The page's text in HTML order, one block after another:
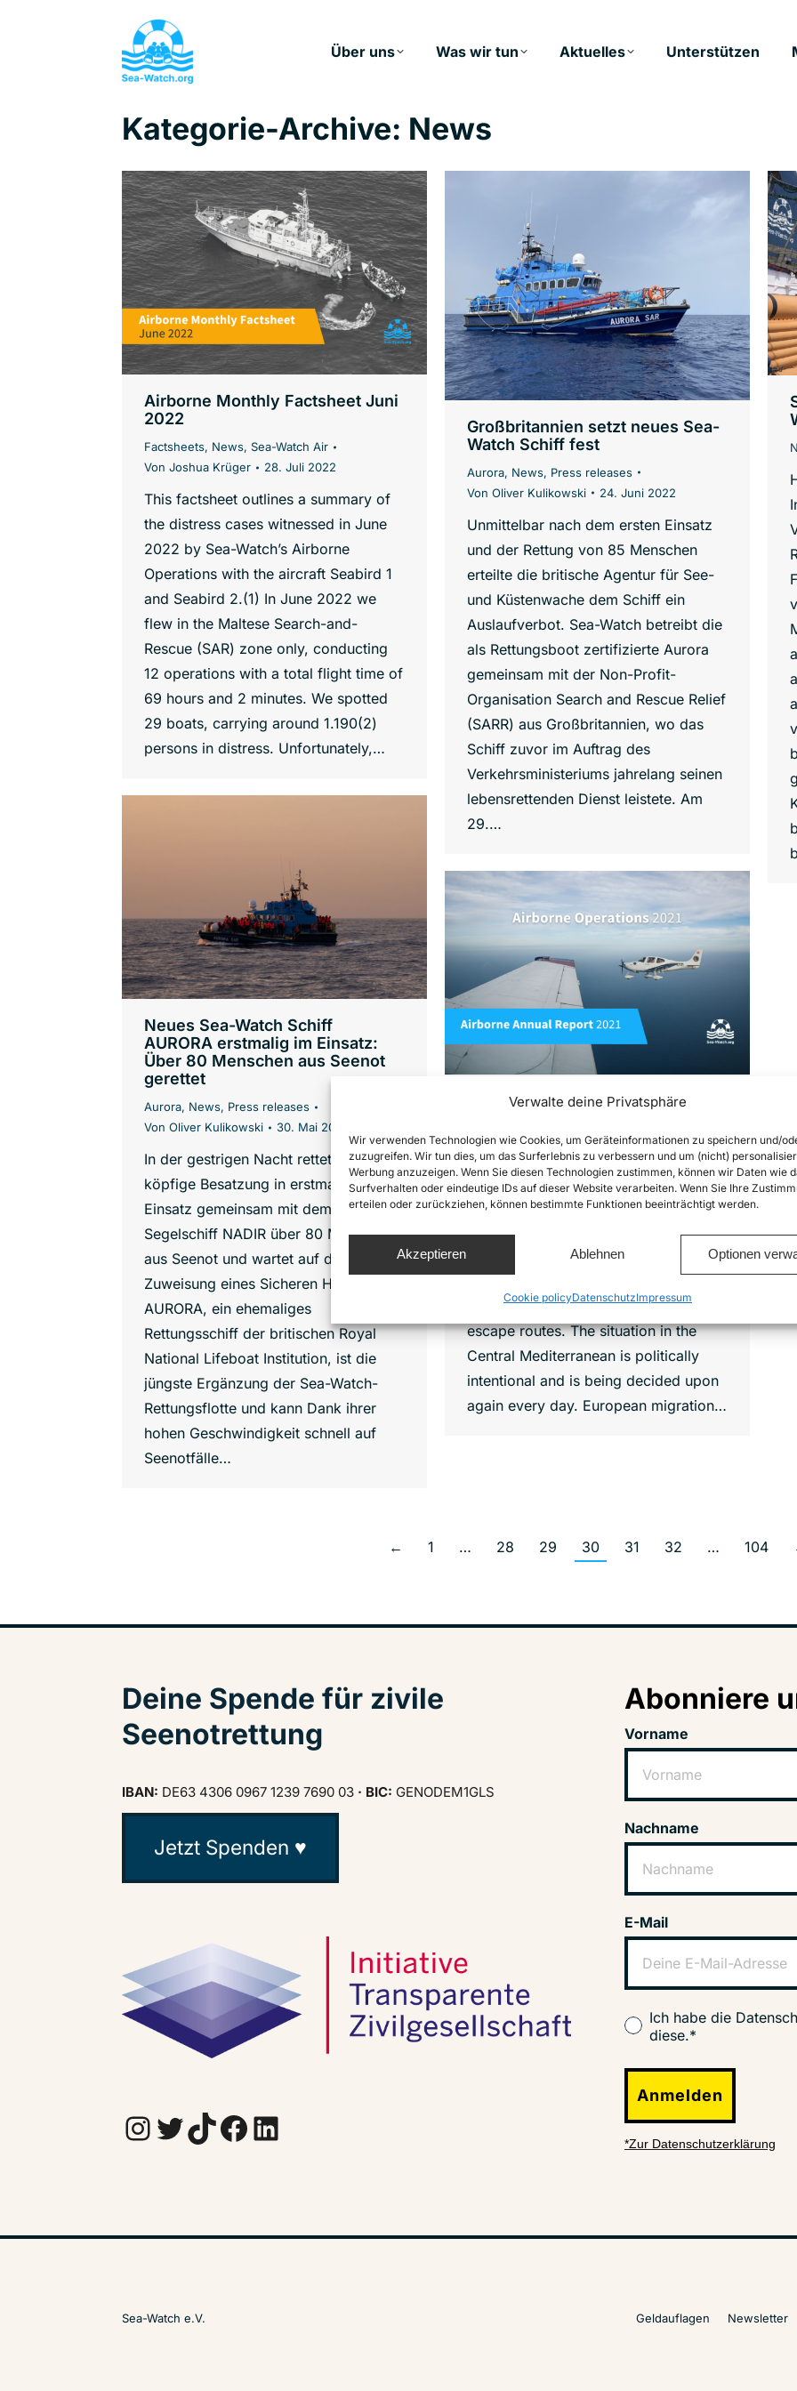
Verwalte deine Privatsphäre
Wir verwenden Technologien wie Cookies, um Geräteinformationen zu speichern und/
zuzugreifen. Wir tun dies, um das Surferlebnis zu verbessern und um (nicht)
Werbung anzuzeigen. Wenn Sie diesen Technologien zustimmen, können wir Daten wie
Surfverhalten oder eindeutige IDs auf dieser Website verarbeiten. Wenn Sie Ihre
erteilen oder zurückziehen, können bestimmte Funktionen beeinträchtigt werden.
Akzeptieren Ablehnen Optionen
Cookie policyDatenschutzImpressum
Über uns Was wir tun Aktuelles Unterstützen
Kategorie-Archive: News
Airborne Monthly Factsheet Juni
2022
Factsheets, News, Sea-Watch Air
Von Joshua Krüger 28. Juli 2022
This factsheet outlines a summary of
the distress cases witnessed in June
2022 by Sea-Watch’s Airborne
Operations with the aircraft Seabird 1
and Seabird 2.(1) In June 2022 we
flew in the Maltese Search-and-
Rescue (SAR) zone only, conducting
12 operations with a total flight time of
69 hours and 2 minutes. We spotted
29 boats, carrying around 1.190(2)
persons in distress. Unfortunately,…
Großbritannien setzt neues Sea-
Watch Schiff fest
Aurora, News, Press releases
Von Oliver Kulikowski 24. Juni 2022
Unmittelbar nach dem ersten Einsatz
und der Rettung von 85 Menschen
erteilte die britische Agentur für See-
und Küstenwache dem Schiff ein
Auslaufverbot. Sea-Watch betreibt die
als Rettungsboot zertifizierte Aurora
gemeinsam mit der Non-Profit-
Organisation Search and Rescue Relief
(SARR) aus Großbritannien, wo das
Schiff zuvor im Auftrag des
Verkehrsministeriums jahrelang seinen
lebensrettenden Dienst leistete. Am
29.…
Neues Sea-Watch Schiff
AURORA erstmalig im Einsatz:
Über 80 Menschen aus Seenot
gerettet
Aurora, News, Press releases
Von Oliver Kulikowski 30. Mai 2022
In der gestrigen Nacht rettete die 6-
köpfige Besatzung in erstmaligem
Einsatz gemeinsam mit dem
Segelschiff NADIR über 80 Menschen
aus Seenot und wartet auf die
Zuweisung eines Sicheren Hafens. Die
AURORA, ein ehemaliges
Rettungsschiff der britischen Royal
National Lifeboat Institution, ist die
jüngste Ergänzung der Sea-Watch-
Rettungsflotte und kann Dank ihrer
hohen Geschwindigkeit schnell auf
Seenotfälle…
Airborne Annual Report 2021
Von
Joshua Krüger 30. Mai 2022
In 2021, 1.553 people drowned while
attempting to cross the Mediterranean
Sea from Libya to Europe.
Nevertheless, the European Union and
necessary to create safe and legal
escape routes. The situation in the
Central Mediterranean is politically
intentional and is being decided upon
again every day. European migration…
← 1 … 28 29 30 31 32 … 104
Deine Spende für zivile
Seenotrettung
IBAN: DE63 4306 0967 1239 7690 03 · BIC: GENODEM1GLS
Jetzt Spenden ♥
InstagramTwitter TikTok Facebook LinkedIn
Abonniere
Vorname
Nachname
E-Mail
Ich habe die
diese.*
Anmelden
*Zur Datenschutzerklärung
Sea-Watch e.V. Geldauflagen Newsletter